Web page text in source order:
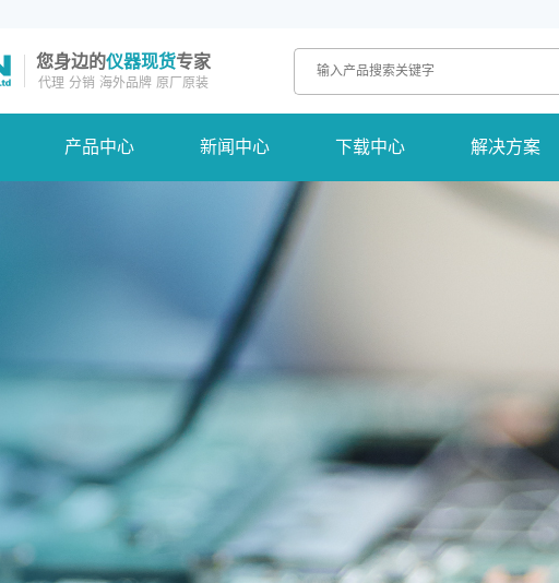
您身边的仪器现货专家
代理 分销 海外品牌 原厂原装
产品中心 新闻中心 下载中心 解决方案